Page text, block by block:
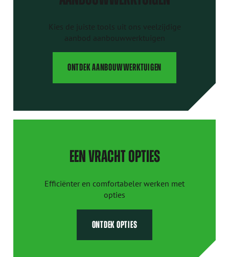
Kies de juiste tools uit ons veelzijdige
aanbod aanbouwwerktuigen
ONTDEK AANBOUWWERKTUIGEN
EEN VRACHT OPTIES
Efficiënter en comfortabeler werken met
opties
ONTDEK OPTIES